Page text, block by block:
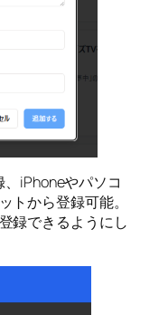
iPhoneやパソコ
トから登録可能。
録できるようにし